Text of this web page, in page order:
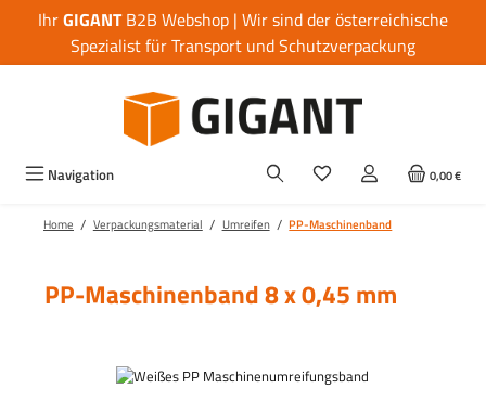
Zum Hauptinhalt springen
IhrGIGANTB2B Webshop | Wir sind der österreichische
Spezialist für Transport und Schutzverpackung
Navigation 0,00 €
Home / Verpackungsmaterial / Umreifen / PP-Maschinenband
PP-Maschinenband 8 x 0,45 mm
Bildergalerie überspringen